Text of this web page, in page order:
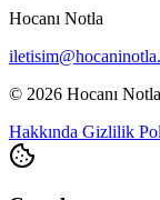
Hocanı Notla
© 2026 Hocanı
Hakkında Gizlilik